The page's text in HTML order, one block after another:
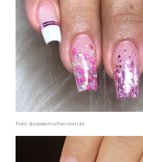
Foto: dicasdemulher.com.br